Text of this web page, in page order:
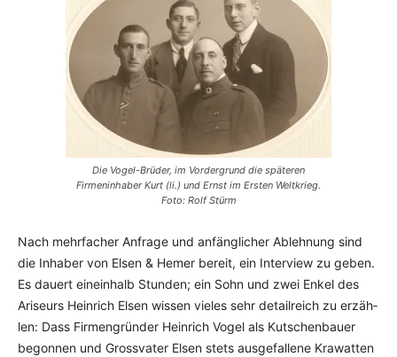
Die Vogel-Brüder, im Vordergrund die späteren
Firmeninhaber Kurt (li.) und Ernst im Ersten Weltkrieg.
Foto: Rolf Stürm
Nach mehrfacher Anfrage und anfänglicher Ablehnung sind
die Inhaber von Elsen & Hemer bereit, ein Interview zu geben.
Es dauert eineinhalb Stunden; ein Sohn und zwei Enkel des
Ariseurs Heinrich Elsen wissen vieles sehr detailreich zu er­zäh­
len: Dass Fir­mengründer Heinrich Vogel als Kutschenbauer
begonnen und Gross­vater Elsen stets ausgefallene Krawatten